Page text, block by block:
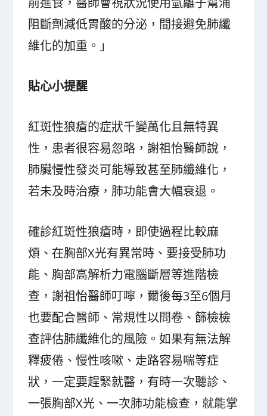
阻斷劑減低胃酸的分泌，間接避免肺纖
維化的加重。」
貼心小提醒
紅斑性狼瘡的症狀千變萬化且無特異
性，患者很容易忽略，謝祖怡醫師說，
肺臟慢性發炎可能導致甚至肺纖維化，
若未及時治療，肺功能會大幅衰退。
確診紅斑性狼瘡時，即使過程比較麻
煩、在胸部X光有異常時、要接受肺功
能、胸部高解析力電腦斷層等進階檢
查，謝祖怡醫師叮嚀，爾後每3至6個月
也要配合醫師、常規性以問卷、篩檢檢
查評估肺纖維化的風險。如果有無法解
釋疲倦、慢性咳嗽、走路容易喘等症
狀，一定要趕緊就醫，有時一次聽診、
一張胸部X光、一次肺功能檢查，就能掌